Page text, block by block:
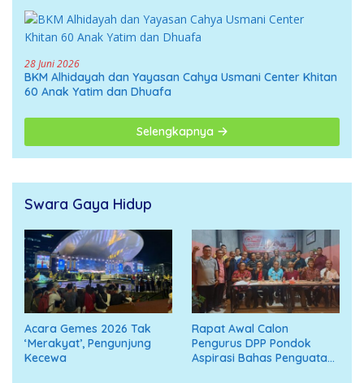
28 Juni 2026
BKM Alhidayah dan Yayasan Cahya Usmani Center Khitan
60 Anak Yatim dan Dhuafa
Selengkapnya
Swara Gaya Hidup
Acara Gemes 2026 Tak
‘Merakyat’, Pengunjung
Kecewa
Rapat Awal Calon
Pengurus DPP Pondok
Aspirasi Bahas Penguatan